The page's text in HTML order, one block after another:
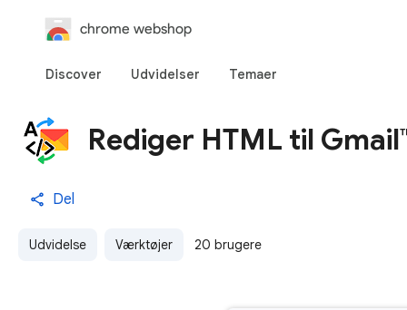
chrome webshop
Discover Udvidelser Temaer
Rediger HTML til
Del
Udvidelse Værktøjer 20 brugere